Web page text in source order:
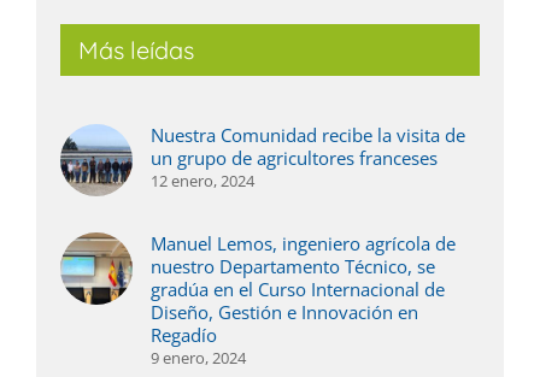
Más leídas
Nuestra Comunidad recibe la visita de
un grupo de agricultores franceses
12 enero, 2024
Manuel Lemos, ingeniero agrícola de
nuestro Departamento Técnico, se
gradúa en el Curso Internacional de
Diseño, Gestión e Innovación en
Regadío
9 enero, 2024